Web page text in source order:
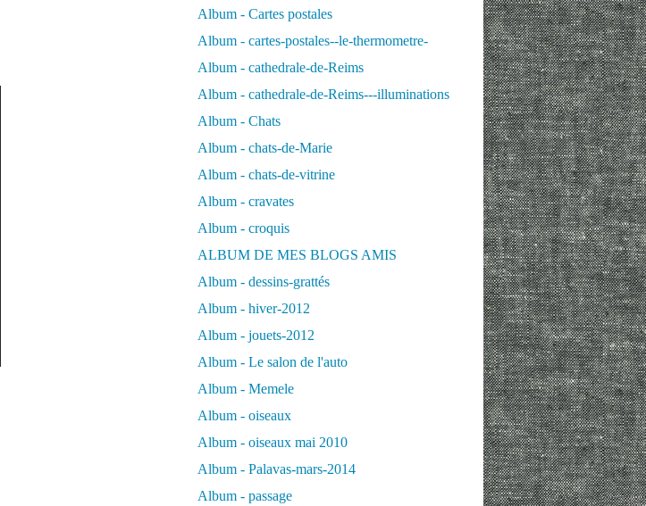
Album - Cartes postales
Album - cartes-postales--le-thermometre-
Album - cathedrale-de-Reims
Album - cathedrale-de-Reims---illuminations
Album - Chats
Album - chats-de-Marie
Album - chats-de-vitrine
Album - cravates
Album - croquis
ALBUM DE MES BLOGS AMIS
Album - dessins-grattés
Album - hiver-2012
Album - jouets-2012
Album - Le salon de l'auto
Album - Memele
Album - oiseaux
Album - oiseaux mai 2010
Album - Palavas-mars-2014
Album - passage